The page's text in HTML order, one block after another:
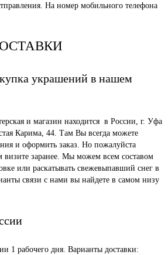
На номер мобильного телефона
украшений в нашем
и магазин находится в России, г. Уфа
Карима, 44. Там Вы всегда можете
и оформить заказ. Но пожалуйста
визите заранее. Мы можем всем составом
или раскатывать свежевыпавший снег в
связи с нами вы найдете в самом низу
1 рабочего дня. Варианты доставки: